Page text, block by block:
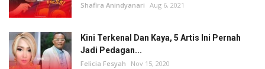
Shafira Anindyanari Aug 6, 2021
Kini Terkenal Dan Kaya, 5 Artis Ini Pernah
Jadi Pedagan...
Felicia Fesyah Nov 15, 2020